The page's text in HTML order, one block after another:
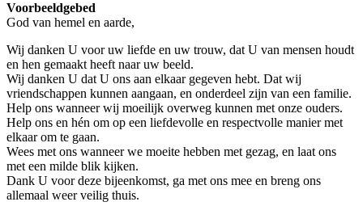
Voorbeeldgebed
God van hemel en aarde,
Wij danken U voor uw liefde en uw trouw, dat U van mensen houdt
en hen gemaakt heeft naar uw beeld.
Wij danken U dat U ons aan elkaar gegeven hebt. Dat wij
vriendschappen kunnen aangaan, en onderdeel zijn van een familie.
Help ons wanneer wij moeilijk overweg kunnen met onze ouders.
Help ons en hén om op een liefdevolle en respectvolle manier met
elkaar om te gaan.
Wees met ons wanneer we moeite hebben met gezag, en laat ons
met een milde blik kijken.
Dank U voor deze bijeenkomst, ga met ons mee en breng ons
allemaal weer veilig thuis.